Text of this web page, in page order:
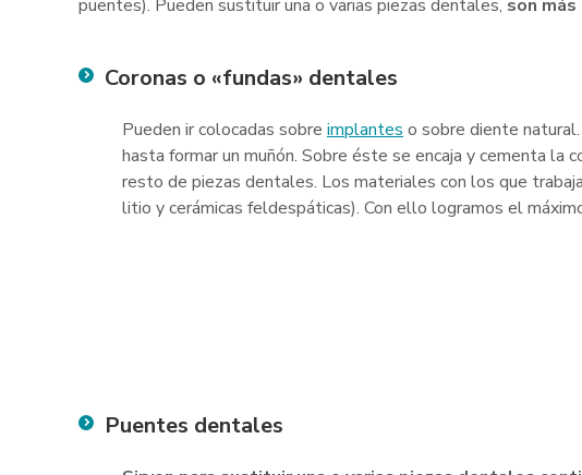
puentes). Pueden sustituir una o varias piezas dentales, son
Coronas o «fundas» dentales
Pueden ir colocadas sobre implantes o sobre diente
hasta formar un muñón. Sobre éste se encaja y cementa la
resto de piezas dentales. Los materiales con los que
litio y cerámicas feldespáticas). Con ello logramos el
Puentes dentales